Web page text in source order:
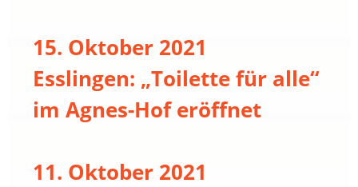
15. Oktober 2021
Esslingen: „Toilette für alle“
im Agnes-Hof eröffnet
11. Oktober 2021